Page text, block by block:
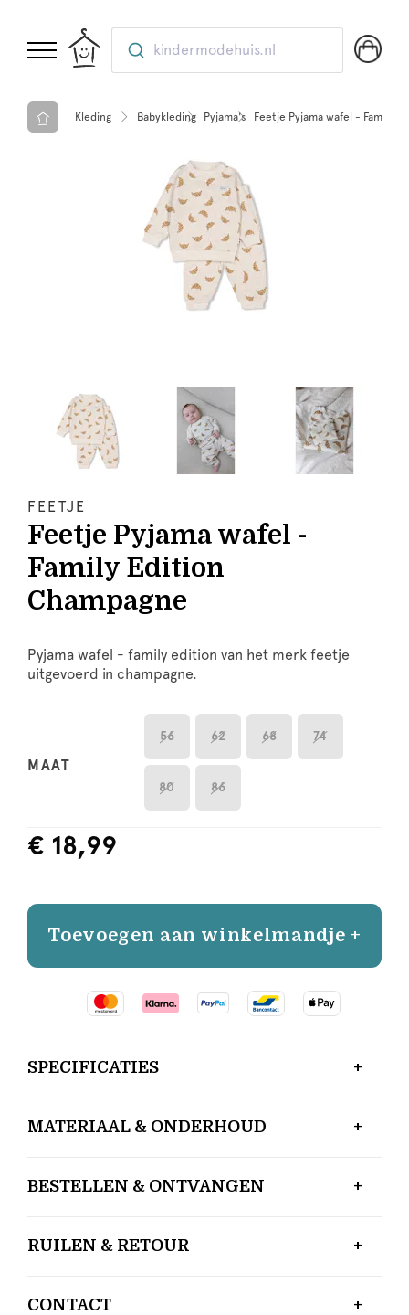
kindermodehuis.nl
Kleding Babykleding Pyjama's Feetje Pyjama wafel - Family
FEETJE
Feetje Pyjama wafel -
Family Edition
Champagne
Pyjama wafel - family edition van het merk feetje
uitgevoerd in champagne.
MAAT
56 62 68 74
80 86
€ 18,99
Toevoegen aan winkelmandje +
SPECIFICATIES
MATERIAAL & ONDERHOUD
BESTELLEN & ONTVANGEN
RUILEN & RETOUR
CONTACT